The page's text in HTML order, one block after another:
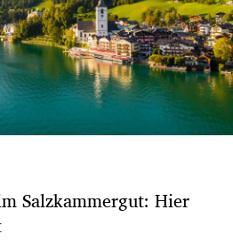
Salzkammergut: Hier